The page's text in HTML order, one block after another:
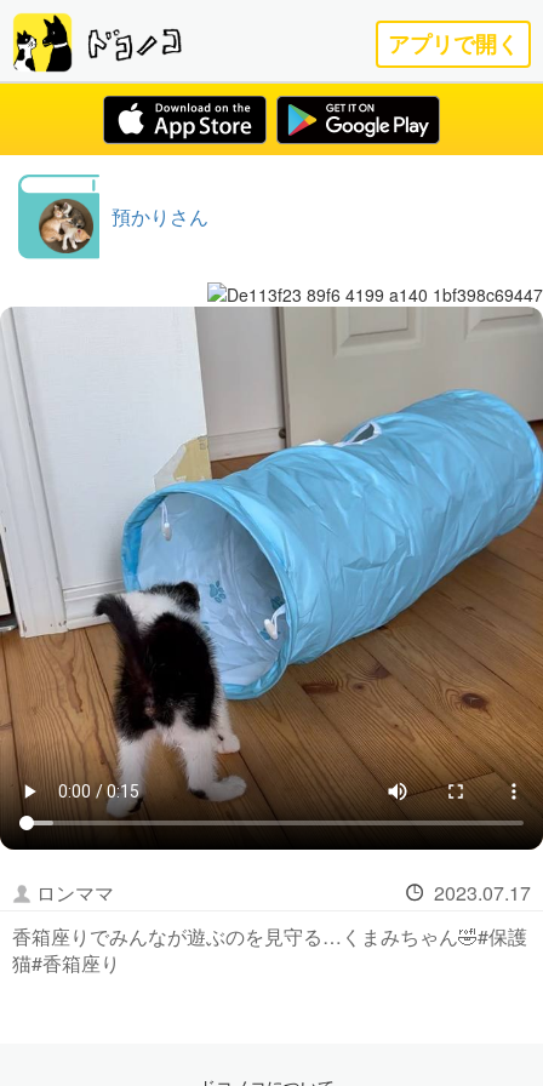
アプリで開く
預かりさん
ロンママ
2023.07.17
香箱座りでみんなが遊ぶのを見守る…くまみちゃん🤣#保護
猫#香箱座り